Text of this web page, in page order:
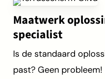
Maatwerk
specialist
Is de standaard
past? Geen probleem!